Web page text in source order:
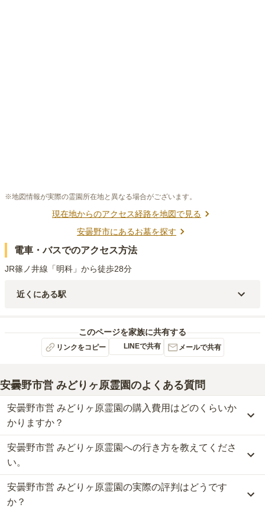
※地図情報が実際の霊園所在地と異なる場合がございます。
現在地からのアクセス経路を地図で見る
安曇野市にあるお墓を探す
電車・バスでのアクセス方法
JR篠ノ井線「明科」から徒歩28分
近くにある駅
このページを家族に共有する
リンクをコピー LINEで共有 メールで共有
安曇野市営 みどりヶ原霊園のよくある質問
安曇野市営 みどりヶ原霊園の購入費用はどのくらいか
かりますか？
安曇野市営 みどりヶ原霊園では、一般墓が約18万円(墓石代別)から
お求めいただけます。
なお、安曇野市営 みどりヶ原霊園がある長野県の相場は、一般墓が
約40万円（墓石代別途）です。
お墓は、価格が高いものがよい、安いものが悪い、という訳ではあ
安曇野市営 みどりヶ原霊園への行き方を教えてくださ
い。
公共交通機関の場合JR篠ノ井線「明科」から徒歩28分です。
詳しいルートや地図は、本ページの「地図・交通アクセス」欄をご
安曇野市営 みどりヶ原霊園の実際の評判はどうです
か？